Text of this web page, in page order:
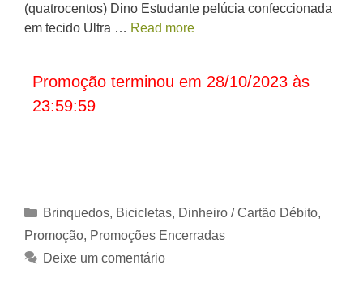
(quatrocentos) Dino Estudante pelúcia confeccionada
em tecido Ultra … Read more
Promoção terminou em 28/10/2023 às
23:59:59
Categorias
Brinquedos, Bicicletas, Dinheiro / Cartão Débito,
Promoção, Promoções Encerradas
Deixe um comentário